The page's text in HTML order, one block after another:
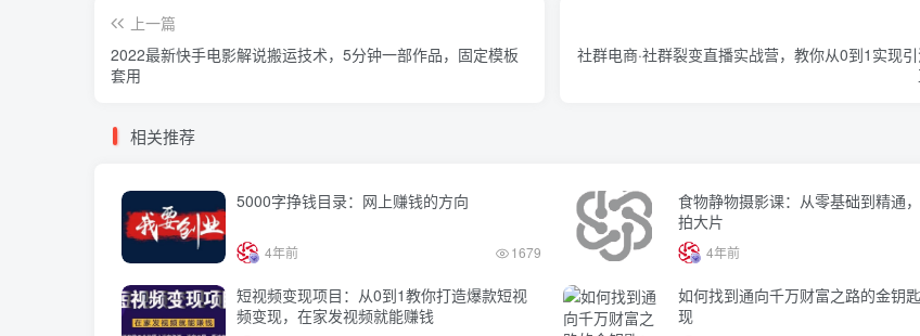
上一篇
2022最新快手电影解说搬运技术，5分钟一部作品，固定模板
套用
社群电商·社群裂变直播实战营，教你从0到1实现引
相关推荐
5000字挣钱目录：网上赚钱的方向
4年前 1679
食物静物摄影课：从零基础到精通
拍大片
4年前
短视频变现项目：从0到1教你打造爆款短视
频变现，在家发视频就能赚钱
如何找到通向千万财富之路的金钥
现